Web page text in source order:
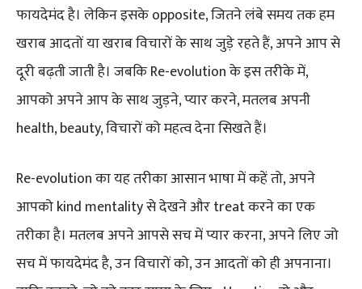
फायदेमंद है। लेकिन इसके opposite, जितने लंबे समय तक हम
खराब आदतों या खराब विचारों के साथ जुड़े रहते हैं, अपने आप से
दूरी बढ़ती जाती है। जबकि Re-evolution के इस तरीके में,
आपको अपने आप के साथ जुड़ने, प्यार करने, मतलब अपनी
health, beauty, विचारों को महत्व देना सिखते हैं।
Re-evolution का यह तरीका आसान भाषा में कहें तो, अपने
आपको kind mentality से देखने और treat करने का एक
तरीका है। मतलब अपने आपसे सच में प्यार करना, अपने लिए जो
सच में फायदेमंद है, उन विचारों को, उन आदतों को ही अपनाना।